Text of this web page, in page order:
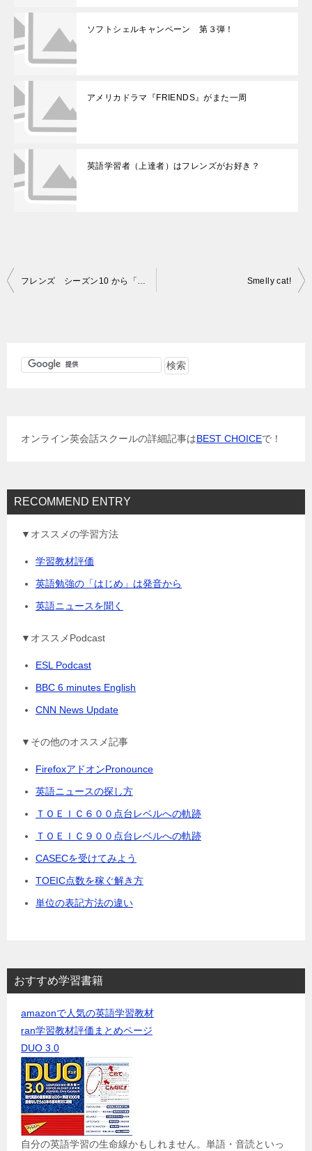
ソフトシェルキャンペーン 第３弾！
アメリカドラマ『FRIENDS』がまた一周
英語学習者（上達者）はフレンズがお好き？
投
Smelly cat!
オンライン英会話スクールの詳細記事はBEST CHOICEで！
RECOMMEND ENTRY
▼オススメの学習方法
学習教材評価
英語勉強の「はじめ」は発音から
英語ニュースを聞く
▼オススメPodcast
ESL Podcast
BBC 6 minutes English
CNN News Update
▼その他のオススメ記事
FirefoxアドオンPronounce
英語ニュースの探し方
ＴＯＥＩＣ６００点台レベルへの軌跡
ＴＯＥＩＣ９００点台レベルへの軌跡
CASECを受けてみよう
TOEIC点数を稼ぐ解き方
単位の表記方法の違い
おすすめ学習書籍
amazonで人気の英語学習教材
ran学習教材評価まとめページ
DUO 3.0
自分の英語学習の生命線かもしれません。単語・音読といっ